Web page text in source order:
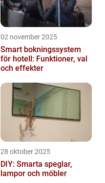
02 november 2025
Smart bokningssystem
för hotell: Funktioner, val
och effekter
28 oktober 2025
DIY: Smarta speglar,
lampor och möbler